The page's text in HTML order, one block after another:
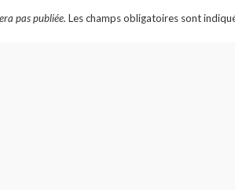
pas publiée. Les champs obligatoires sont